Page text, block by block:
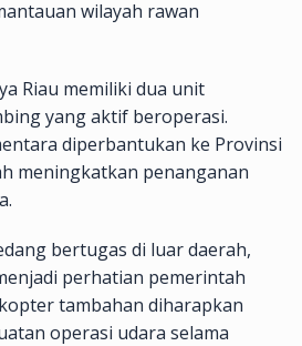
wilayah rawan
Riau memiliki dua unit
yang aktif beroperasi.
diperbantukan ke Provinsi
meningkatkan penanganan
bertugas di luar daerah,
perhatian pemerintah
tambahan diharapkan
operasi udara selama